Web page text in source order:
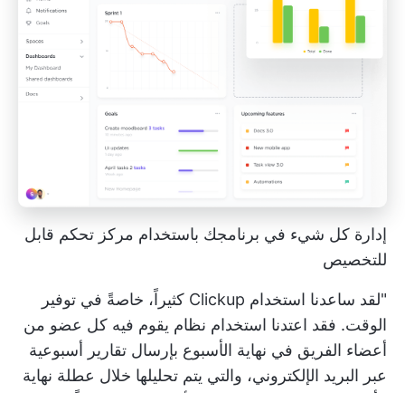
إدارة كل شيء في برنامجك باستخدام مركز تحكم قابل
للتخصيص
"لقد ساعدنا استخدام Clickup كثيراً، خاصةً في توفير
الوقت. فقد اعتدنا استخدام نظام يقوم فيه كل عضو من
أعضاء الفريق في نهاية الأسبوع بإرسال تقارير أسبوعية
عبر البريد الإلكتروني، والتي يتم تحليلها خلال عطلة نهاية